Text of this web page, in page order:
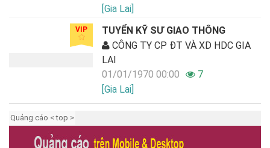
[Gia Lai]
VIP
TUYỂN KỸ SƯ GIAO THÔNG
CÔNG TY CP ĐT VÀ XD HDC GIA
LAI
01/01/1970 00:00
7
[Gia Lai]
Quảng cáo < top >